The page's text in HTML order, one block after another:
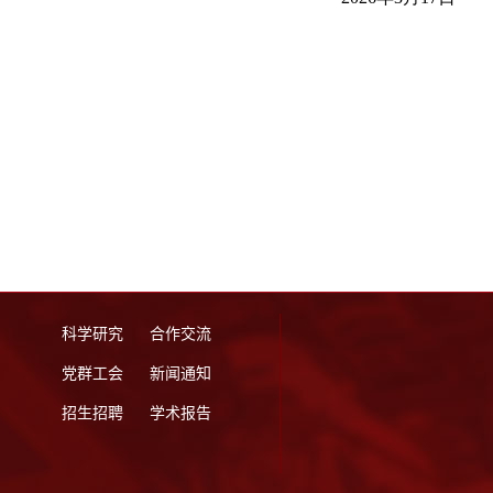
科学研究 合作交流
党群工会 新闻通知
招生招聘 学术报告